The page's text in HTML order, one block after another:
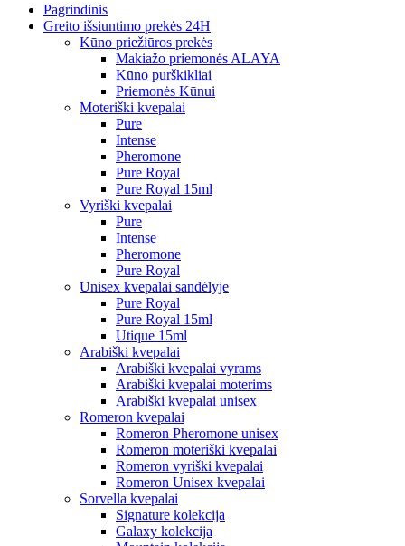
Pagrindinis
Greito išsiuntimo prekės 24H
Kūno priežiūros prekės
Makiažo priemonės ALAYA
Kūno purškikliai
Priemonės Kūnui
Moteriški kvepalai
Pure
Intense
Pheromone
Pure Royal
Pure Royal 15ml
Vyriški kvepalai
Pure
Intense
Pheromone
Pure Royal
Unisex kvepalai sandėlyje
Pure Royal
Pure Royal 15ml
Utique 15ml
Arabiški kvepalai
Arabiški kvepalai vyrams
Arabiški kvepalai moterims
Arabiški kvepalai unisex
Romeron kvepalai
Romeron Pheromone unisex
Romeron moteriški kvepalai
Romeron vyriški kvepalai
Romeron Unisex kvepalai
Sorvella kvepalai
Signature kolekcija
Galaxy kolekcija